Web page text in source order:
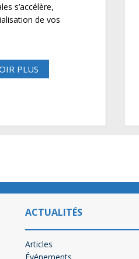
s’accélère,
de vos
PLUS
ACTUALITÉS
Articles